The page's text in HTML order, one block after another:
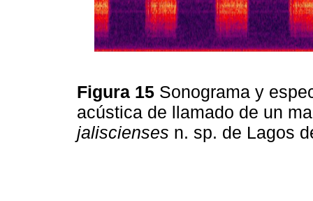
Figura 15 Sonograma y
acústica de llamado de un
jaliscienses n. sp. de Lagos